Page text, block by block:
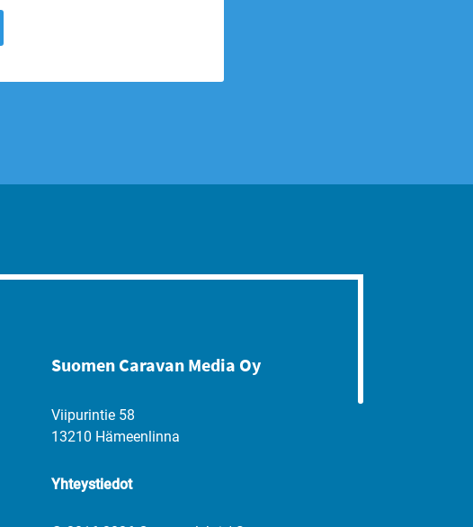
Suomen Caravan Media Oy
Viipurintie 58
13210 Hämeenlinna
Yhteystiedot